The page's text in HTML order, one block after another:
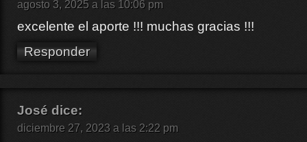
agosto 3, 2025 a las 10:06 pm
excelente el aporte !!! muchas gracias !!!
Responder
José dice:
diciembre 27, 2023 a las 2:22 pm